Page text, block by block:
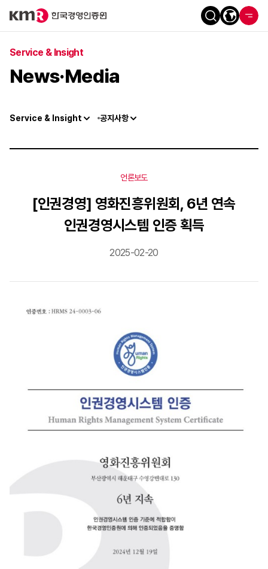
Service & Insight
News·Media
Service & Insight 공지사항
언론보도
[인권경영] 영화진흥위원회, 6년 연속
인권경영시스템 인증 획득
2025-02-20